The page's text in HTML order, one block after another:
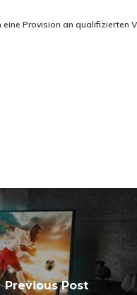
Provision an qualifizierten
Previous Post